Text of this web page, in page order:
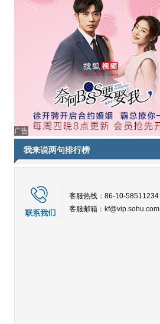
广告
我来说两句排行榜
客服热线：86-10-58511234
客服邮箱： kf@vip.sohu.com